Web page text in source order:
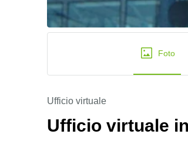
Foto
Ufficio virtuale
Ufficio virtuale